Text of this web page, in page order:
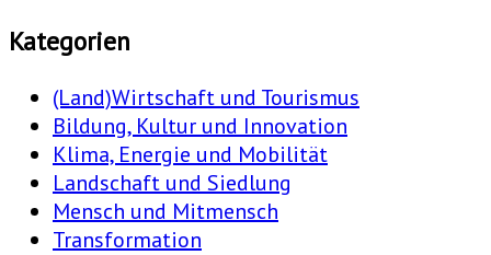
Kategorien
(Land)Wirtschaft und Tourismus
Bildung, Kultur und Innovation
Klima, Energie und Mobilität
Landschaft und Siedlung
Mensch und Mitmensch
Transformation